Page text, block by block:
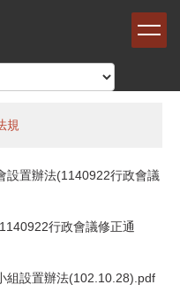
規
設置辦法(1140922行政會議
行政會議修正通
組設置辦法(102.10.28).pdf